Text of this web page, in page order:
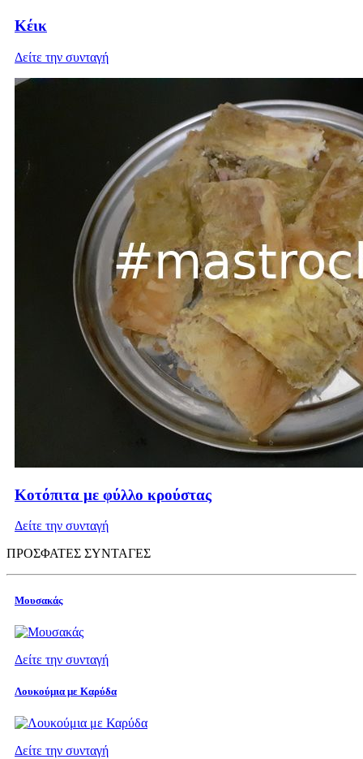
Κέικ
Δείτε την συνταγή
Κοτόπιτα με φύλλο κρούστας
Δείτε την συνταγή
ΠΡΟΣΦΑΤΕΣ ΣΥΝΤΑΓΕΣ
Μουσακάς
Δείτε την συνταγή
Λουκούμια με Καρύδα
Δείτε την συνταγή